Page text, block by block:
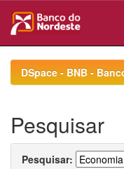
navigationDSpace - BNB -
Pesquisar
Pesquisar: